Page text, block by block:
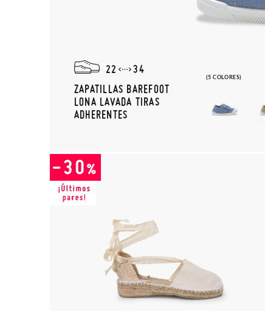
(5 COLORES)
22
34
ZAPATILLAS BAREFOOT
LONA LAVADA TIRAS
ADHERENTES